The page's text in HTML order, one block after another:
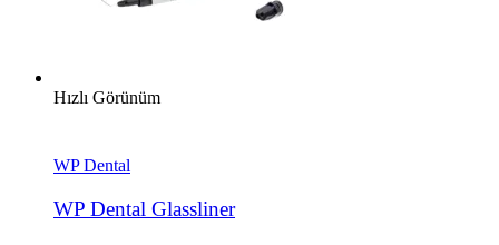
Hızlı Görünüm
WP Dental
WP Dental Glassliner